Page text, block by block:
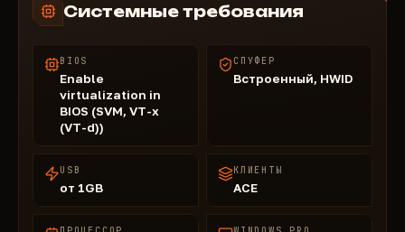
Системные требования
BIOS
Enable
virtualization in
BIOS (SVM, VT-x
(VT-d))
СПУФЕР
Встроенный, HWID
USB
от 1GB
КЛИЕНТЫ
ACE